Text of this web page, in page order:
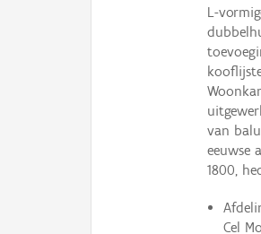
L-
van
eeuwse
1800,
Cel